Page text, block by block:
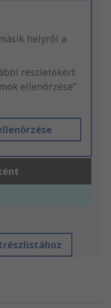
helyről a
részletekért
ellenőrzése”